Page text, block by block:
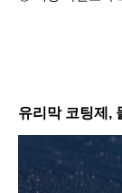
유리막 코팅제,